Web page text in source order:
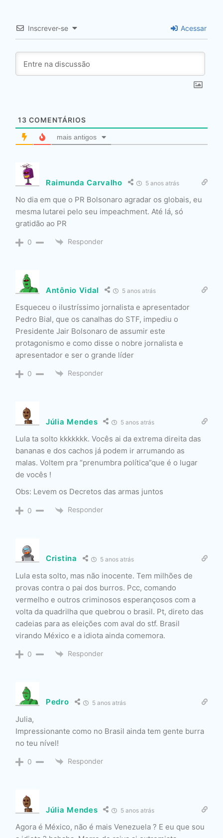
Inscrever-se Acessar
13 COMENTÁRIOS
mais antigos
Raimunda Carvalho 5 anos atrás
No dia em que o PR Bolsonaro agradar os globais, eu
mesma lutarei pelo seu impeachment. Até lá, só
gratidão ao PR
0 Responder
Antônio Vidal 5 anos atrás
Esqueceu o ilustríssimo jornalista e apresentador
Pedro Bial, que os canalhas do STF, impediu o
Presidente Jair Bolsonaro de assumir este
protagonismo e como disse o nobre jornalista e
apresentador e ser o grande líder
0 Responder
Júlia Mendes 5 anos atrás
Lula ta solto kkkkkkk. Vocês ai da extrema direita das
bananas e dos cachos já podem ir arrumando as
malas. Voltem pra “prenumbra política”que é o lugar
de vocês !
Obs: Levem os Decretos das armas juntos
0 Responder
Cristina 5 anos atrás
Lula esta solto, mas não inocente. Tem milhões de
provas contra o pai dos burros. Pcc, comando
vermelho e outros criminosos esperançosos com a
volta da quadrilha que quebrou o brasil. Pt, direto das
cadeias para as eleições com aval do stf. Brasil
virando México e a idiota ainda comemora.
0 Responder
Pedro 5 anos atrás
Julia,
Impressionante como no Brasil ainda tem gente burra
no teu nível!
0 Responder
Júlia Mendes 5 anos atrás
Agora é México, não é mais Venezuela ? E eu que sou